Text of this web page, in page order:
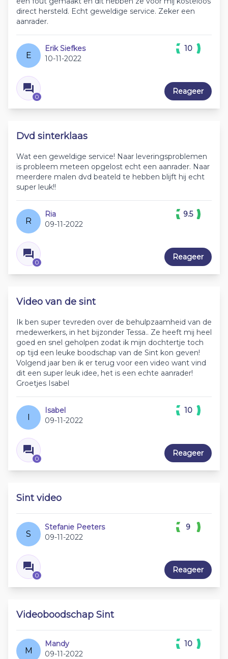
direct hersteld. Echt geweldige service. Zeker een
aanrader.
E
Erik Siefkes
10-11-2022
0
10
Reageer
Dvd sinterklaas
Wat een geweldige service! Naar leveringsproblemen
is probleem meteen opgelost echt een aanrader. Naar
meerdere malen dvd beateld te hebben blijft hij echt
super leuk!!
R
Ria
09-11-2022
0
9.5
Reageer
Video van de sint
Ik ben super tevreden over de behulpzaamheid van de
medewerkers, in het bijzonder Tessa.. Ze heeft mij heel
goed en snel geholpen zodat ik mijn dochtertje toch
op tijd een leuke boodschap van de Sint kon geven!
Volgend jaar ben ik er terug voor een video want vind
dit een super leuk idee, het is een echte aanrader!
Groetjes Isabel
I
Isabel
09-11-2022
0
10
Reageer
Sint video
S
Stefanie Peeters
09-11-2022
0
9
Reageer
Videoboodschap Sint
M
Mandy
09-11-2022
10